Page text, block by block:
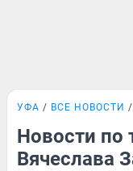
УФА ВСЕ НОВОСТИ
Новости по
Вячеслава